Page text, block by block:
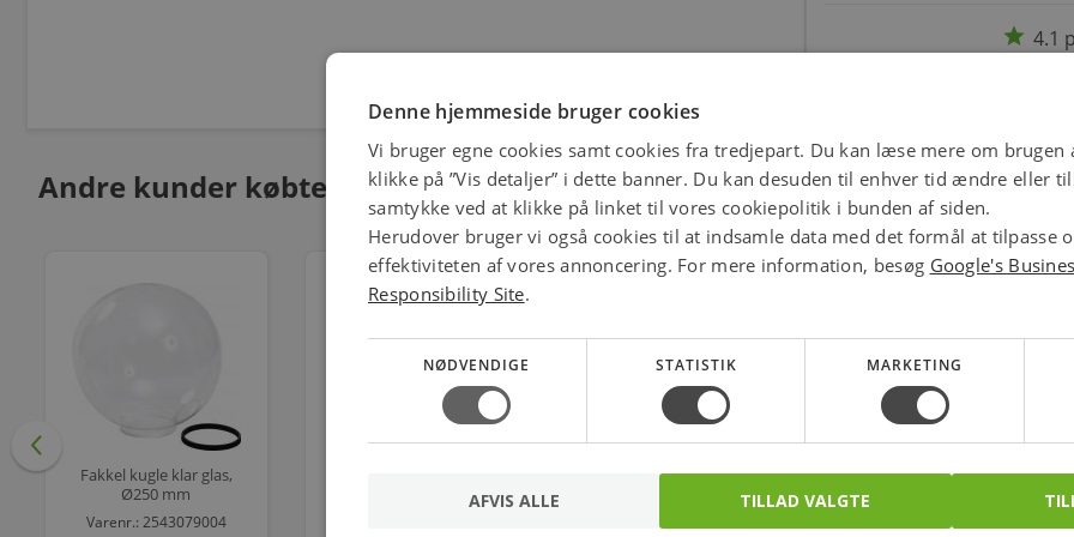
star 4.1
Andre kunder købte også
Fakkel kugle klar glas,
Ø250 mm
inderdiameter
Ø98,5/94,5 mm
Varenr.: 2543079004
Dl830 230v Hvid Ip44,
Fatning G9 M/m10
Varenr.: 5449620635
Clio Led 12w/827
Varenr.: 5442002360
Denne hjemmeside bruger cookies
Vi bruger egne cookies samt cookies fra tredjepart. Du kan læse mere om brugen
klikke på ”Vis detaljer” i dette banner. Du kan desuden til enhver tid ændre eller
samtykke ved at klikke på linket til vores cookiepolitik i bunden af siden.
Herudover bruger vi også cookies til at indsamle data med det formål at tilpasse
effektiviteten af vores annoncering. For mere information, besøg Google's
Responsibility Site.
NØDVENDIGE STATISTIK MARKETING
TILLAD VALGTE
AFVIS ALLE